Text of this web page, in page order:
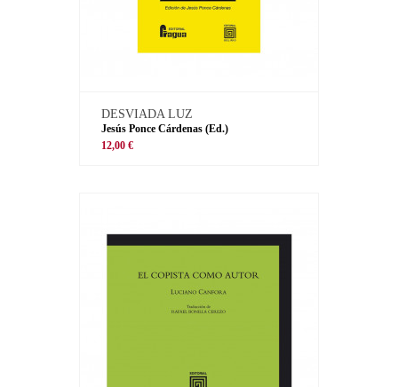
DESVIADA LUZ
Jesús Ponce Cárdenas (Ed.)
12,00 €